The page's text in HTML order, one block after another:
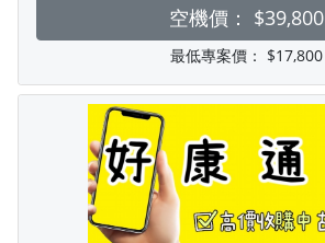
空機價： $39,800
最低專案價： $17,800